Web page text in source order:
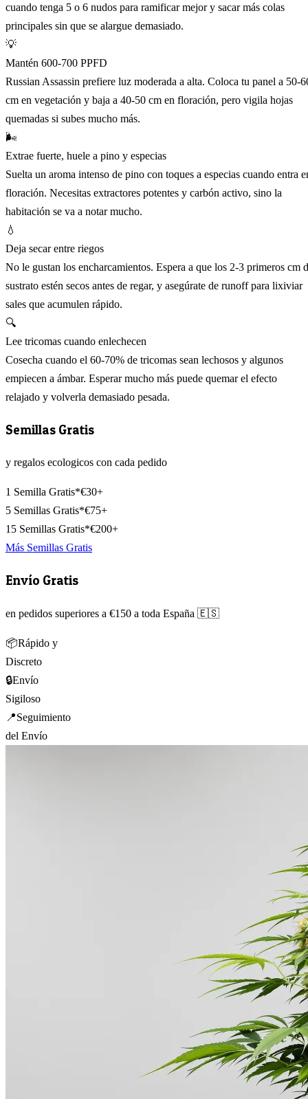
cuando tenga 5 o 6 nudos para ramificar mejor y sacar más colas
principales sin que se alargue demasiado.
💡
Mantén 600-700 PPFD
Russian Assassin prefiere luz moderada a alta. Coloca tu panel a 50-
cm en vegetación y baja a 40-50 cm en floración, pero vigila hojas
quemadas si subes mucho más.
🌬️
Extrae fuerte, huele a pino y especias
Suelta un aroma intenso de pino con toques a especias cuando entra
floración. Necesitas extractores potentes y carbón activo, sino la
habitación se va a notar mucho.
💧
Deja secar entre riegos
No le gustan los encharcamientos. Espera a que los 2-3 primeros cm
sustrato estén secos antes de regar, y asegúrate de runoff para lixiviar
sales que acumulen rápido.
🔍
Lee tricomas cuando enlechecen
Cosecha cuando el 60-70% de tricomas sean lechosos y algunos
empiecen a ámbar. Esperar mucho más puede quemar el efecto
relajado y volverla demasiado pesada.
Semillas Gratis
y regalos ecologicos con cada pedido
1 Semilla Gratis*€30+
5 Semillas Gratis*€75+
15 Semillas Gratis*€200+
Más Semillas Gratis
Envío Gratis
en pedidos superiores a €150 a toda España 🇪🇸
📦Rápido y
Discreto
🔒Envío
Sigiloso
📍Seguimiento
del Envío